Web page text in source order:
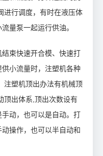
进行调度，有时在液压体
量泵一起运行供油。
束快速开合模、快速打
小流量时，注塑机各种
塑机顶出办法有机械顶
顶出体系,顶出次数设有
动，也可以是自动。打
操作，也可以半自动和